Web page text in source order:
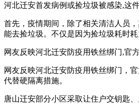
河北迁安首发病例或捡垃圾被感染,这
首先，疫情期间，除了相关清洁人员
能去捡垃圾。不仅是因为捡垃圾耗时
网友反映河北迁安防疫用铁丝绑门,官
网友反映河北迁安防疫用铁丝绑门，
代替硬隔离措施。
唐山迁安部分小区采取让住户交钥匙